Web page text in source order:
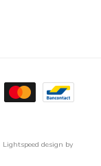
Lightspeed design by